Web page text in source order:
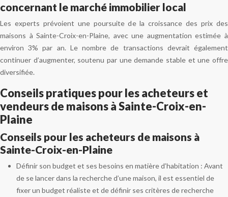
concernant le marché immobilier local
Les experts prévoient une poursuite de la croissance des prix des
maisons à Sainte-Croix-en-Plaine, avec une augmentation estimée à
environ 3% par an. Le nombre de transactions devrait également
continuer d’augmenter, soutenu par une demande stable et une offre
diversifiée.
Conseils pratiques pour les acheteurs et
vendeurs de maisons à Sainte-Croix-en-
Plaine
Conseils pour les acheteurs de maisons à
Sainte-Croix-en-Plaine
Définir son budget et ses besoins en matière d’habitation : Avant
de se lancer dans la recherche d’une maison, il est essentiel de
fixer un budget réaliste et de définir ses critères de recherche